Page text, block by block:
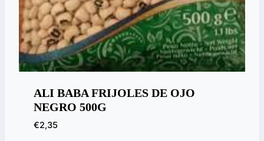
ALI BABA FRIJOLES DE OJO
NEGRO 500G
€2,35